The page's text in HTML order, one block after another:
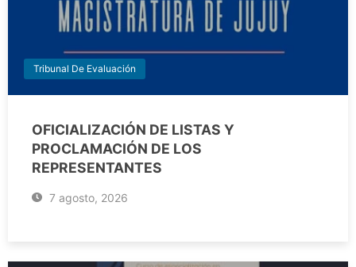
Tribunal De Evaluación
OFICIALIZACIÓN DE LISTAS Y
PROCLAMACIÓN DE LOS
REPRESENTANTES
7 agosto, 2026